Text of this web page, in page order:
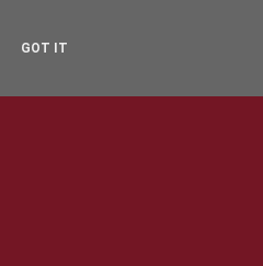
GOT IT